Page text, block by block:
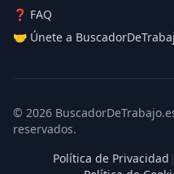
❓ FAQ
🤝 Únete a
© 2026
reservados.
Política de Privacidad |